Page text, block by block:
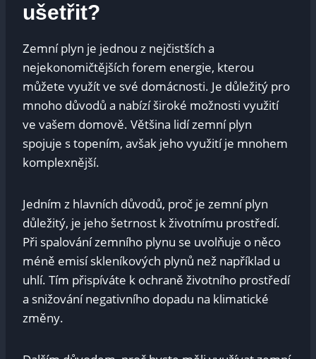
ušetřit?
Zemní plyn je jednou z nejčistších‍ a
nejekonomičtějších⁣ forem energie, kterou‍
můžete využít ve⁤ své domácnosti. Je důležitý pro
mnoho ⁢důvodů a nabízí široké možnosti využití
ve vašem domově. Většina lidí zemní plyn
spojuje ‌s topením,⁣ avšak jeho využití je mnohem
komplexnější.
Jedním z hlavních důvodů, proč je zemní plyn
důležitý, je jeho šetrnost k životnímu prostředí.
Při spalování zemního ‌plynu‍ se uvolňuje o něco
méně emisí⁤ skleníkových plynů než ‍například​ u
uhlí. Tím přispíváte k ochraně životního prostředí
a snižování negativního dopadu ‌na klimatické
změny.